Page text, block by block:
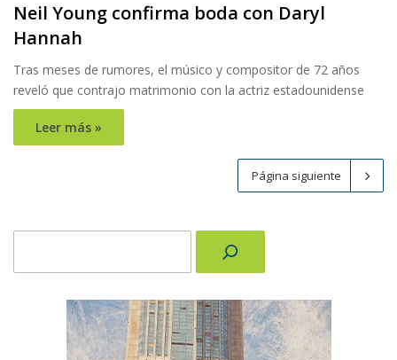
Neil Young confirma boda con Daryl
Hannah
Tras meses de rumores, el músico y compositor de 72 años
reveló que contrajo matrimonio con la actriz estadounidense
Leer más »
Página siguiente